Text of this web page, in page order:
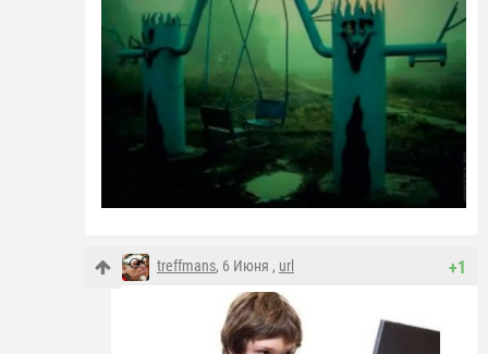
+1
treffmans, 6 Июня , url